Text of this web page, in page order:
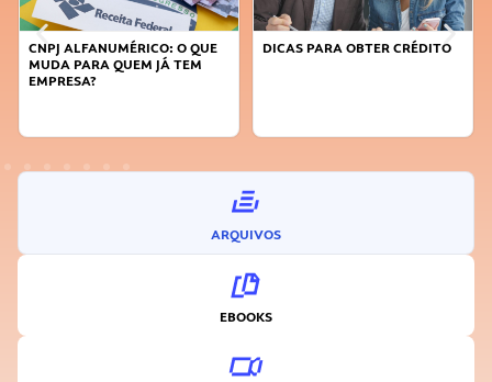
CNPJ ALFANUMÉRICO: O QUE
MUDA PARA QUEM JÁ TEM
EMPRESA?
DICAS PARA OBTER CRÉDITO
ARQUIVOS
EBOOKS